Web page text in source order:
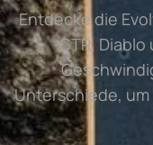
Entdecke die
GTR,
Unterschiede,